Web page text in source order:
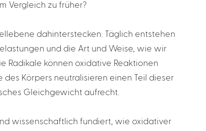
Vergleich zu früher?
dahinterstecken. Täglich entstehen
und die Art und Weise, wie wir
Radikale können oxidative Reaktionen
Körpers neutralisieren einen Teil dieser
Gleichgewicht aufrecht.
wissenschaftlich fundiert, wie oxidativer